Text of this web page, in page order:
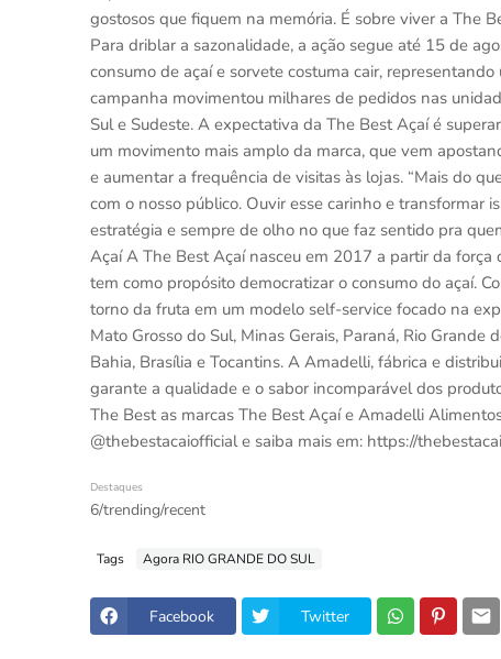
gostosos que fiquem na memória. É sobre viver a The
Para driblar a sazonalidade, a ação segue até 15 de
consumo de açaí e sorvete costuma cair,
campanha movimentou milhares de pedidos nas
Sul e Sudeste. A expectativa da The Best Açaí é
um movimento mais amplo da marca, que vem
e aumentar a frequência de visitas às lojas. “Mais do
com o nosso público. Ouvir esse carinho e transformar
estratégia e sempre de olho no que faz sentido pra
Açaí A The Best Açaí nasceu em 2017 a partir da
tem como propósito democratizar o consumo do açaí.
torno da fruta em um modelo self-service focado na
Mato Grosso do Sul, Minas Gerais, Paraná, Rio Grande
Bahia, Brasília e Tocantins. A Amadelli, fábrica e
garante a qualidade e o sabor incomparável dos
The Best as marcas The Best Açaí e Amadelli
@thebestacaiofficial e saiba mais em: https://
Destaques
6/trending/recent
Tags Agora RIO GRANDE DO SUL
Facebook Twitter